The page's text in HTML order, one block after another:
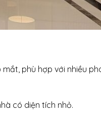
phù hợp với nhiều
có diện tích nhỏ.